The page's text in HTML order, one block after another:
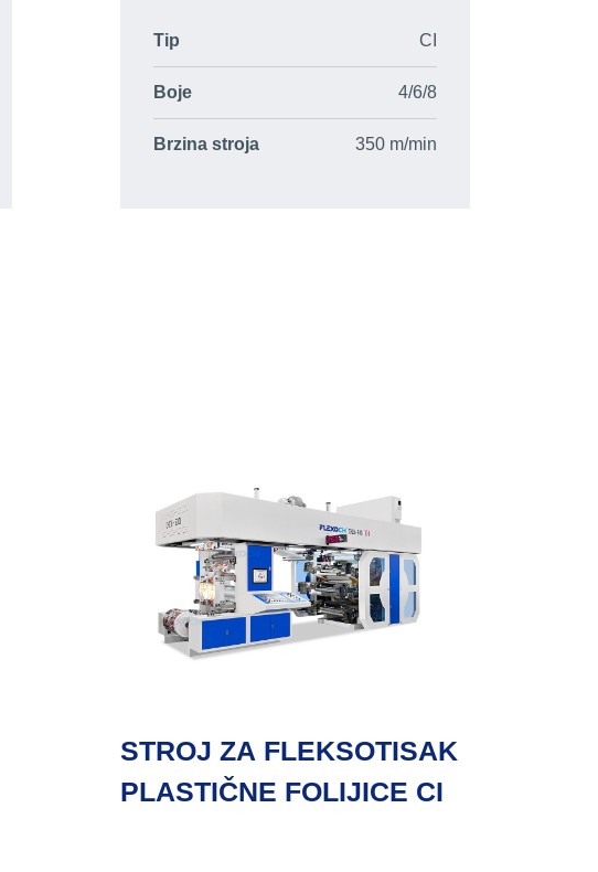
Tip CI
Boje 4/6/8
Brzina stroja 350 m/min
STROJ ZA FLEKSOTISAK
PLASTIČNE FOLIJICE CI